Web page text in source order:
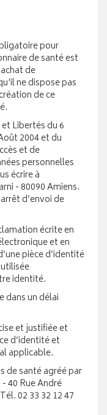
pour
de santé est
de
ne dispose pas
de ce
Libertés du 6
2004 et du
et de
personnelles
écrire à
- 80090 Amiens.
d’envoi de
écrite en
et en
pièce d’identité
identité.
dans un délai
et justifiée et
d’identité et
applicable.
de santé agréé par
40 Rue André
02 33 32 12 47